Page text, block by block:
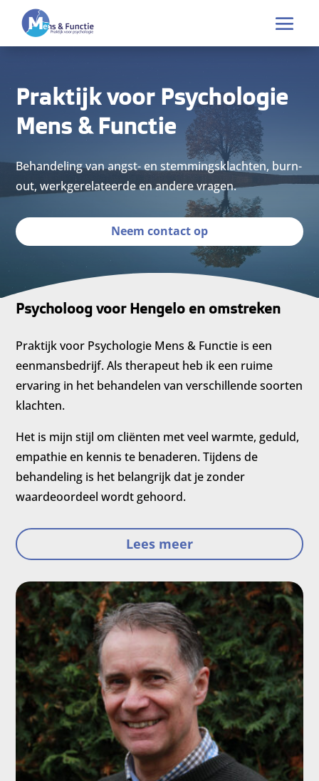
Praktijk voor Psychologie
Mens & Functie
Behandeling van angst- en stemmingsklachten, burn-
out, werkgerelateerde en andere vragen.
Neem contact op
Psycholoog voor Hengelo en omstreken
Praktijk voor Psychologie Mens & Functie is een
eenmansbedrijf. Als therapeut heb ik een ruime
ervaring in het behandelen van verschillende soorten
klachten.
Het is mijn stijl om cliënten met veel warmte, geduld,
empathie en kennis te benaderen. Tijdens de
behandeling is het belangrijk dat je zonder
waardeoordeel wordt gehoord.
Lees meer